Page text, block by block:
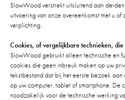
SlowWood verstrekt uitsluitend aan
uitvoering van onze overeenkomst met u
verplichting.
Cookies, of vergelijkbare technieken,
SlowWood gebruikt alleen technische en
cookies die geen inbreuk maken op uw
tekstbestand dat bij het eerste bezoek
op uw computer, tablet of smartphone. De
noodzakelijk voor de technische werking